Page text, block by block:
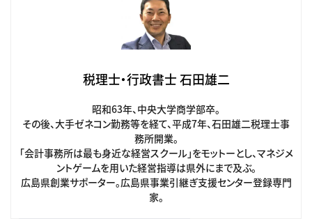
税理士・行政書士 石田雄二
昭和63年、中央大学商学部卒。
その後、大手ゼネコン勤務等を経て、平成7年、石田雄二税理士事
務所開業。
「会計事務所は最も身近な経営スクール」をモットーとし、マネジメ
ントゲームを用いた経営指導は県外にまで及ぶ。
広島県創業サポーター。広島県事業引継ぎ支援センター登録専門
家。